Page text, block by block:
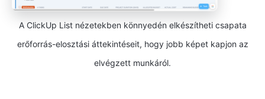
A ClickUp List nézetekben könnyedén elkészítheti csapata
erőforrás-elosztási áttekintéseit, hogy jobb képet kapjon az
elvégzett munkáról.